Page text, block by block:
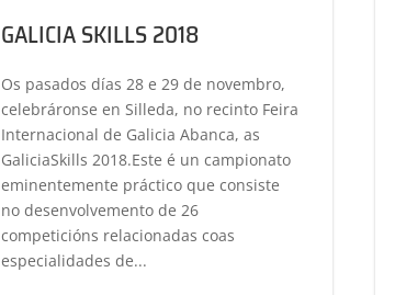
GALICIA SKILLS 2018
Os pasados días 28 e 29 de novembro,
celebráronse en Silleda, no recinto Feira
Internacional de Galicia Abanca, as
GaliciaSkills 2018.Este é un campionato
eminentemente práctico que consiste
no desenvolvemento de 26
competicións relacionadas coas
especialidades de...